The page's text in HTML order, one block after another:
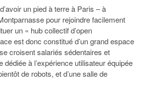
un pied à terre à Paris – à
pour rejoindre facilement
un « hub collectif d’open
est donc constitué d’un grand espace
croisent salariés sédentaires et
dédiée à l’expérience utilisateur équipée
de robots, et d’une salle de